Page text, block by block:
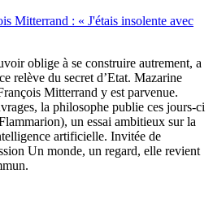
Mitterrand : « J'étais insolente avec
oblige à se construire autrement, a
relève du secret d’Etat. Mazarine
Mitterrand y est parvenue.
la philosophe publie ces jours-ci
un essai ambitieux sur la
artificielle. Invitée de
Un monde, un regard, elle revient